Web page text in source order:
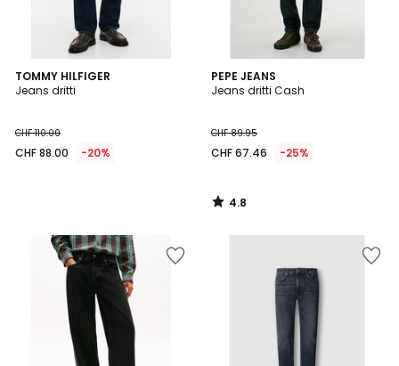
TOMMY HILFIGER
Jeans dritti
CHF 110.00
CHF 88.00 -20%
PEPE JEANS
Jeans dritti Cash
CHF 89.95
CHF 67.46 -25%
4.8
/ 5
4.8
/